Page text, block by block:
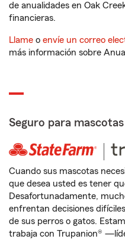
de anualidades en Oak
financieras.
Llame o envíe un correo
más información sobre
Seguro para mascotas
Cuando sus mascotas
que desea usted es tener
Desafortunadamente,
enfrentan decisiones
de sus perros o gatos.
trabaja con Trupanion®